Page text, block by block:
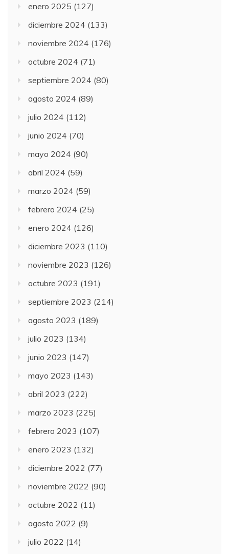
enero 2025 (127)
diciembre 2024 (133)
noviembre 2024 (176)
octubre 2024 (71)
septiembre 2024 (80)
agosto 2024 (89)
julio 2024 (112)
junio 2024 (70)
mayo 2024 (90)
abril 2024 (59)
marzo 2024 (59)
febrero 2024 (25)
enero 2024 (126)
diciembre 2023 (110)
noviembre 2023 (126)
octubre 2023 (191)
septiembre 2023 (214)
agosto 2023 (189)
julio 2023 (134)
junio 2023 (147)
mayo 2023 (143)
abril 2023 (222)
marzo 2023 (225)
febrero 2023 (107)
enero 2023 (132)
diciembre 2022 (77)
noviembre 2022 (90)
octubre 2022 (11)
agosto 2022 (9)
julio 2022 (14)